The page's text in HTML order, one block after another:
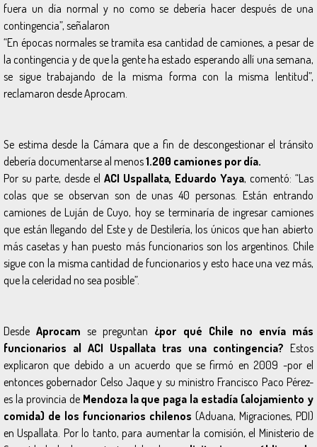
fuera un día normal y no como se debería hacer después de una
contingencia”, señalaron
“En épocas normales se tramita esa cantidad de camiones, a pesar de
la contingencia y de que la gente ha estado esperando allí una semana,
se sigue trabajando de la misma forma con la misma lentitud”,
reclamaron desde Aprocam.
Se estima desde la Cámara que a fin de descongestionar el tránsito
debería documentarse al menos1.200 camiones por día.
Por su parte, desde el ACI Uspallata, Eduardo Yaya, comentó: “Las
colas que se observan son de unas 40 personas. Están entrando
camiones de Luján de Cuyo, hoy se terminaría de ingresar camiones
que están llegando del Este y de Destilería, los únicos que han abierto
más casetas y han puesto más funcionarios son los argentinos. Chile
sigue con la misma cantidad de funcionarios y esto hace una vez más,
que la celeridad no sea posible”.
DesdeAprocamse preguntan ¿por qué Chile no envía más
funcionarios al ACI Uspallata tras una contingencia? Estos
explicaron que debido a un acuerdo que se firmó en 2009 -por el
entonces gobernador Celso Jaque y su ministro Francisco PacoPérez-
es la provincia de Mendoza la que paga la estadía (alojamiento y
comida) de los funcionarios chilenos (Aduana, Migraciones, PDI)
en Uspallata. Por lo tanto, para aumentar la comisión, el Ministerio de